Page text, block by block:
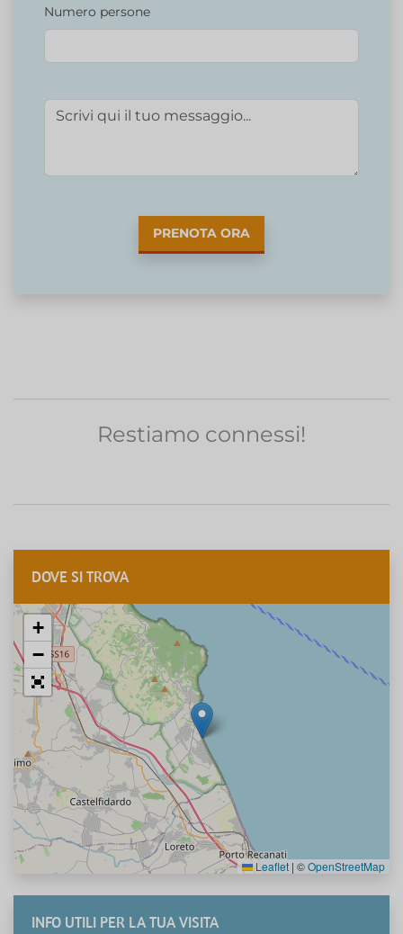
Numero persone
PRENOTA ORA
Restiamo connessi!
DOVE SI TROVA
+
−
Leaflet | ©OpenStreetMap
INFO UTILI PER LA TUA VISITA